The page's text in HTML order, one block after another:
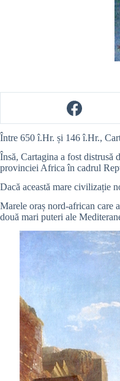
Între 650 î.Hr. și 146 î.Hr.,
Însă, Cartagina a fost distrusă
provinciei Africa în cadrul
Dacă această mare civilizație
Marele oraș nord-african care
două mari puteri ale